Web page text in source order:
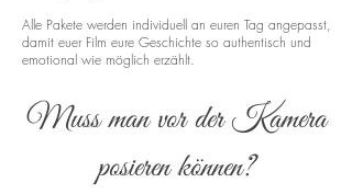
Alle Pakete werden individuell an euren Tag angepasst,
damit euer Film eure Geschichte so authentisch und
emotional wie möglich erzählt.
Muss man vor der Kamera
posieren können?